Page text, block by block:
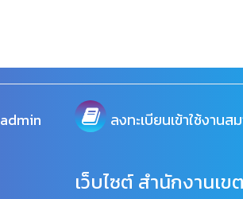
admin ลงทะเบียนเข้าใช้งานส
เว็บไซต์ สำนักงานเ